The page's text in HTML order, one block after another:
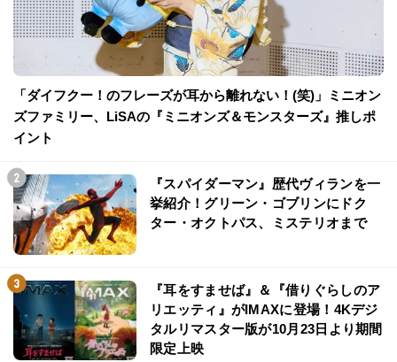
「ダイフクー！のフレーズが耳から離れない！(笑)」ミニオン
ズファミリー、LiSAの『ミニオンズ＆モンスターズ』推しポ
イント
『スパイダーマン』歴代ヴィランを一
挙紹介！グリーン・ゴブリンにドク
ター・オクトパス、ミステリオまで
『耳をすませば』＆『借りぐらしのア
リエッティ』がIMAXに登場！4Kデジ
タルリマスター版が10月23日より期間
限定上映